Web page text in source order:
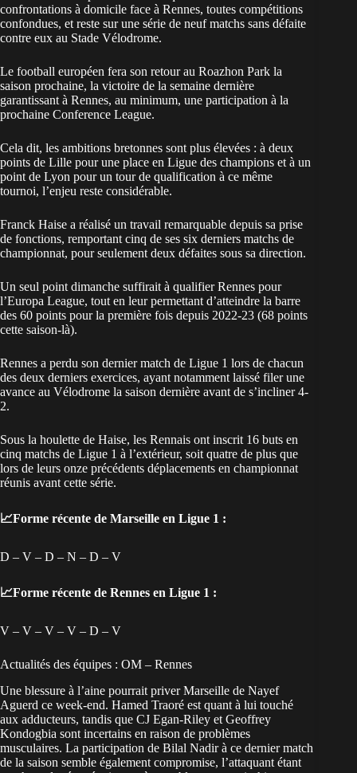
confrontations à domicile face à Rennes, toutes compétitions
confondues, et reste sur une série de neuf matchs sans défaite
contre eux au Stade Vélodrome.
Le football européen fera son retour au Roazhon Park la
saison prochaine, la victoire de la semaine dernière
garantissant à Rennes, au minimum, une participation à la
prochaine Conference League.
Cela dit, les ambitions bretonnes sont plus élevées : à deux
points de Lille pour une place en Ligue des champions et à un
point de Lyon pour un tour de qualification à ce même
tournoi, l’enjeu reste considérable.
Franck Haise a réalisé un travail remarquable depuis sa prise
de fonctions, remportant cinq de ses six derniers matchs de
championnat, pour seulement deux défaites sous sa direction.
Un seul point dimanche suffirait à qualifier Rennes pour
l’Europa League, tout en leur permettant d’atteindre la barre
des 60 points pour la première fois depuis 2022-23 (68 points
cette saison-là).
Rennes a perdu son dernier match de Ligue 1 lors de chacun
des deux derniers exercices, ayant notamment laissé filer une
avance au Vélodrome la saison dernière avant de s’incliner 4-
2.
Sous la houlette de Haise, les Rennais ont inscrit 16 buts en
cinq matchs de Ligue 1 à l’extérieur, soit quatre de plus que
lors de leurs onze précédents déplacements en championnat
réunis avant cette série.
📈Forme récente de Marseille en Ligue 1 :
D – V – D – N – D – V
📈Forme récente de Rennes en Ligue 1 :
V – V – V – V – D – V
Actualités des équipes : OM – Rennes
Une blessure à l’aine pourrait priver Marseille de Nayef
Aguerd ce week-end. Hamed Traoré est quant à lui touché
aux adducteurs, tandis que CJ Egan-Riley et Geoffrey
Kondogbia sont incertains en raison de problèmes
musculaires. La participation de Bilal Nadir à ce dernier match
de la saison semble également compromise, l’attaquant étant